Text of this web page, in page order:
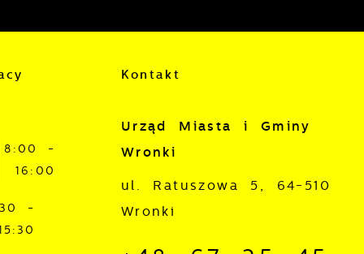
8:00 -
16:00
-
Kontakt
Urząd Miasta i Gminy
Wronki
ul. Ratuszowa 5, 64-510
Wronki